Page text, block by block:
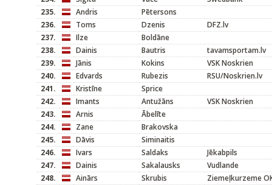
235.
Andris
Pētersons
236.
Toms Dzenis
DFZ.lv
237.
Ilze
Boldāne
238.
Dainis Bautris
tavamsportam.lv
239.
Jānis Kokins
VSK Noskrien
240.
Edvards Rubezis
RSU/Noskrien.lv
241.
Kristīne
Sprice
242.
Imants Antužāns
VSK Noskrien
243.
Arnis
Ābelīte
244.
Zane
Brakovska
245.
Dāvis
Siminaitis
246.
Ivars Saldaks
Jēkabpils
247.
Dainis Sakalausks
Vudlande
248.
Ainārs Skrubis
Ziemeļkurzeme